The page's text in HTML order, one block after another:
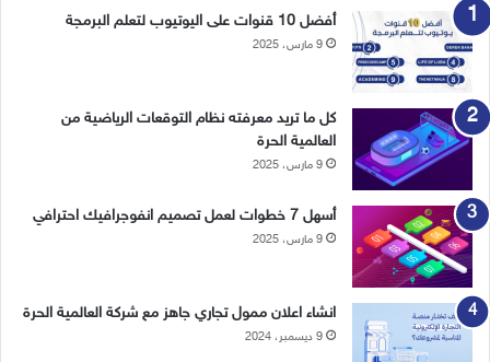
أفضل 10 قنوات على اليوتيوب لتعلم البرمجة
9 مارس، 2025
كل ما تريد معرفته نظام التوقعات الرياضية من
العالمية الحرة
9 مارس، 2025
أسهل 7 خطوات لعمل تصميم انفوجرافيك احترافي
9 مارس، 2025
انشاء اعلان ممول تجاري جاهز مع شركة العالمية الحرة
9 ديسمبر، 2024